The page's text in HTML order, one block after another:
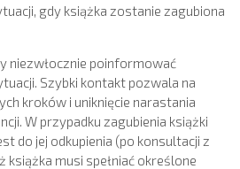
gdy książka zostanie zagubiona
niezwłocznie poinformować
Szybki kontakt pozwala na
kroków i uniknięcie narastania
W przypadku zagubienia książki
do jej odkupienia (po konsultacji z
książka musi spełniać określone